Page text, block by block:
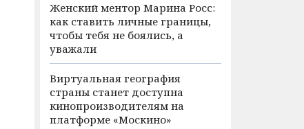
Женский ментор Марина Росс:
как ставить личные границы,
чтобы тебя не боялись, а
уважали
Виртуальная география
страны станет доступна
кинопроизводителям на
платформе «Москино»